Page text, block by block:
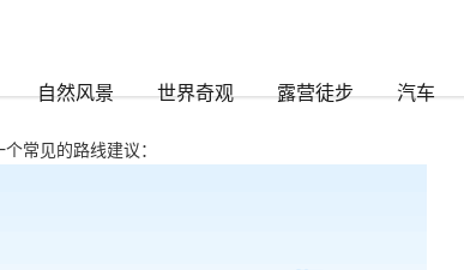
自然风景 世界奇观 露营徒步 汽车
常见的路线建议：